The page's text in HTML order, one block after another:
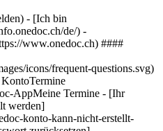
- [Ich bin
de/) -
www.onedoc.ch) ####
icons/frequent-questions.svg)
AppMeine Termine - [Ihr
werden]
konto-kann-nicht-erstellt-